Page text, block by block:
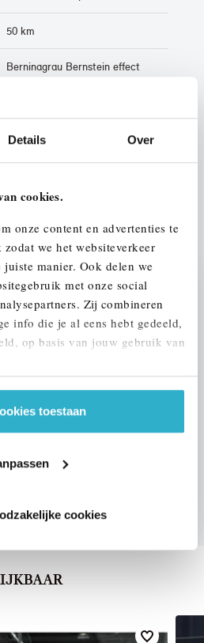
Details Over
cookies.
onze content en advertenties te
we het websiteverkeer
manier. Ook delen we
met onze social
Zij combineren
info die je al eens hebt gedeeld,
op basis van jouw gebruik van
toestaan
cookies
Stap 1 van 3
AANVRAGEN
50 km
Berninagrau Bernstein effect
BTW
EN SPECIFICATIES